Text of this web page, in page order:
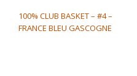
100% CLUB BASKET – #4 –
FRANCE BLEU GASCOGNE